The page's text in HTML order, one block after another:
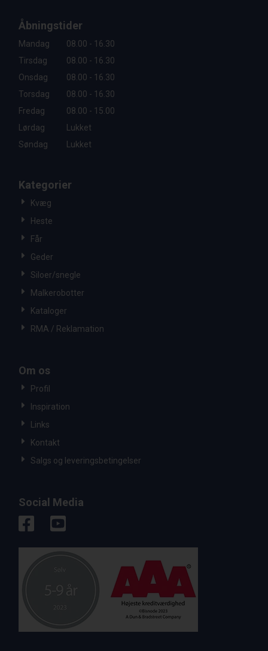
Åbningstider
Mandag
08.00 - 16.30
Tirsdag
08.00 - 16.30
Onsdag
08.00 - 16.30
Torsdag
08.00 - 16.30
Fredag
08.00 - 15.00
Lørdag
Lukket
Søndag
Lukket
Kategorier
Kvæg
Heste
Får
Geder
Siloer/snegle
Malkerobotter
Kataloger
RMA / Reklamation
Om os
Profil
Inspiration
Links
Kontakt
Salgs og leveringsbetingelser
Social Media